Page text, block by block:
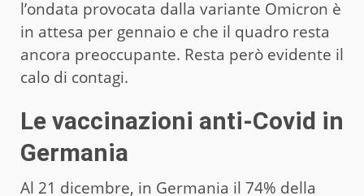
l’ondata provocata dalla variante Omicron è
in attesa per gennaio e che il quadro resta
ancora preoccupante. Resta però evidente il
calo di contagi.
Le vaccinazioni anti-Covid in
Germania
Al 21 dicembre, in Germania il 74% della